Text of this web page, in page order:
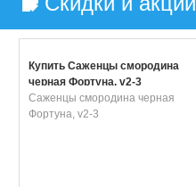
Купить Саженцы смородина
черная Фортуна, v2-3
Саженцы смородина черная
Фортуна, v2-3